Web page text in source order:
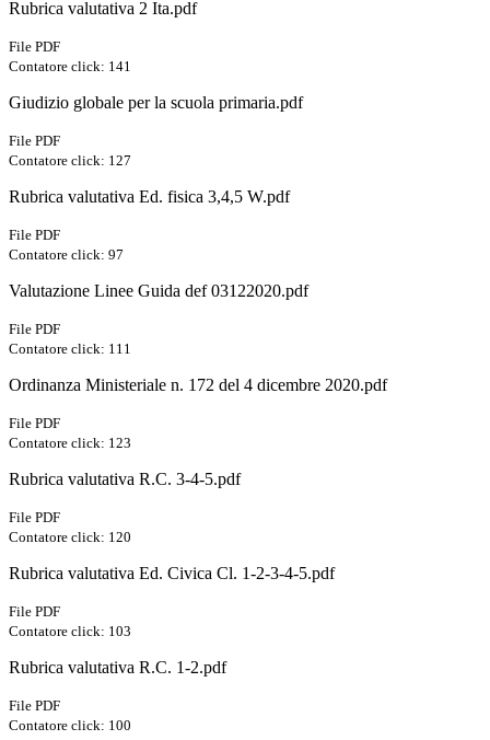
Rubrica valutativa 2 Ita.pdf
File PDF
Contatore click: 141
Giudizio globale per la scuola primaria.pdf
File PDF
Contatore click: 127
Rubrica valutativa Ed. fisica 3,4,5 W.pdf
File PDF
Contatore click: 97
Valutazione Linee Guida def 03122020.pdf
File PDF
Contatore click: 111
Ordinanza Ministeriale n. 172 del 4 dicembre 2020.pdf
File PDF
Contatore click: 123
Rubrica valutativa R.C. 3-4-5.pdf
File PDF
Contatore click: 120
Rubrica valutativa Ed. Civica Cl. 1-2-3-4-5.pdf
File PDF
Contatore click: 103
Rubrica valutativa R.C. 1-2.pdf
File PDF
Contatore click: 100